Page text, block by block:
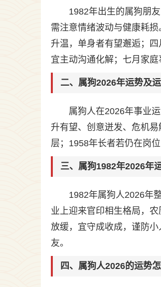
1982年出生的属狗朋
需注意情绪波动与健康耗
升温，单身者有望邂逅；
宜主动沟通化解；七月家
二、属狗2026年运势及
属狗人在2026年事业运
升有望、创意迸发、危机
层；1958年长者若仍在岗
三、属狗1982年2026年
1982年属狗人2026年
业上迎来官印相生格局，
放缓，宜守成收成，谨防
友。
四、属狗人2026的运势